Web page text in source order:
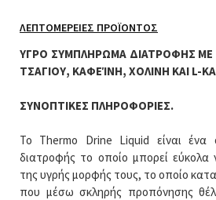
ΛΕΠΤΟΜΈΡΕΙΕΣ ΠΡΟΪΌΝΤΟΣ
ΥΓΡΟ ΣΥΜΠΛΗΡΩΜΑ ΔΙΑΤΡΟΦΗΣ ΜΕ
ΤΣΑΓΙΟΥ, ΚΑΦΕΊΝΗ, ΧΟΛΙΝΗ ΚΑΙ L-
ΣΥΝΟΠΤΙΚΕΣ ΠΛΗΡΟΦΟΡΙΕΣ.
Το Thermo Drine Liquid είναι ένα
διατροφής το οποίο μπορεί
της υγρής μορφής τους, το οποίο
που μέσω σκληρής προπόνησης